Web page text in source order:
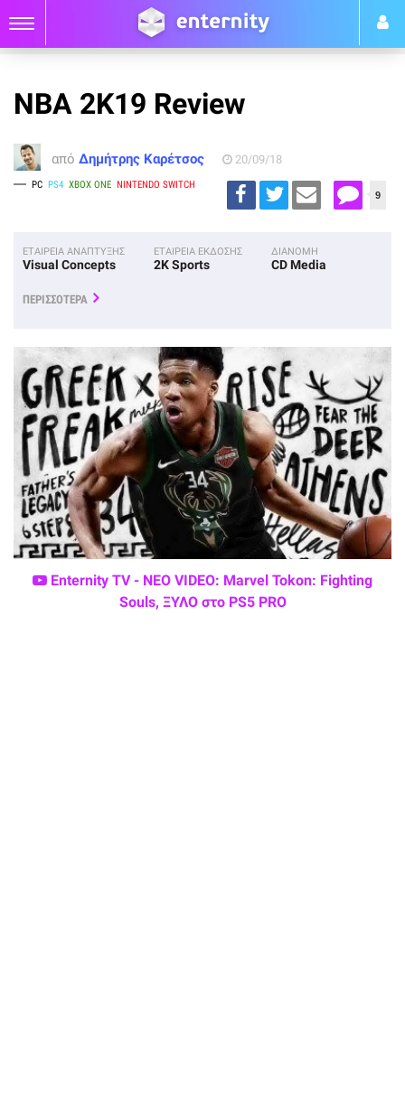
NBA 2K19 Review
από Δημήτρης Καρέτσος 20/09/18
PC PS4 XBOX ONE NINTENDO SWITCH
9
ΕΤΑΙΡΕΙΑ ΑΝΑΠΤΥΞΗΣ
Visual Concepts
ΕΤΑΙΡΕΙΑ ΕΚΔΟΣΗΣ
2K Sports
ΔΙΑΝΟΜΗ
CD Media
ΠΕΡΙΣΣΟΤΕΡΑ
Enternity TV - ΝΕΟ VIDEO: Marvel Tokon: Fighting
Souls, ΞΥΛΟ στο PS5 PRO